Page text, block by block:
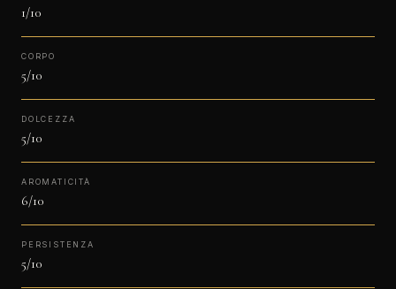
1/10
CORPO
5/10
DOLCEZZA
5/10
AROMATICITÀ
6/10
PERSISTENZA
5/10